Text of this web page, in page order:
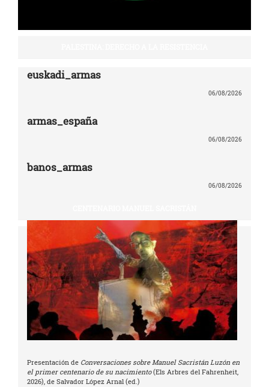
euskadi_armas
06/08/2026
armas_españa
06/08/2026
banos_armas
06/08/2026
Presentación de Conversaciones sobre Manuel Sacristán Luzón en
el primer centenario de su nacimiento(Els Arbres del Fahrenheit,
2026), de Salvador López Arnal (ed.)